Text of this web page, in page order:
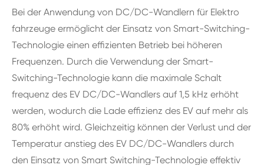
Bei der Anwendung von DC/DC-Wandlern für Elektro
fahrzeuge ermöglicht der Einsatz von Smart-Switching-
Technologie einen effizienten Betrieb bei höheren
Frequenzen. Durch die Verwendung der Smart-
Switching-Technologie kann die maximale Schalt
frequenz des EV DC/DC-Wandlers auf 1,5 kHz erhöht
werden, wodurch die Lade effizienz des EV auf mehr als
80% erhöht wird. Gleichzeitig können der Verlust und der
Temperatur anstieg des EV DC/DC-Wandlers durch
den Einsatz von Smart Switching-Technologie effektiv